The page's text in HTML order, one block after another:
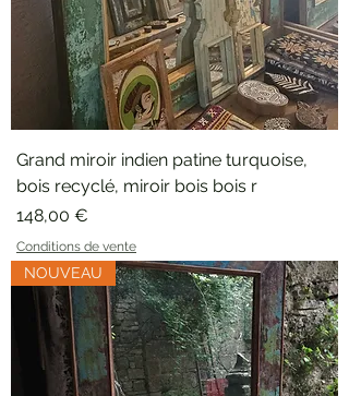
Grand miroir indien patine turquoise,
bois recyclé, miroir bois bois r
Prix
148,00 €
Conditions de vente
NOUVEAU